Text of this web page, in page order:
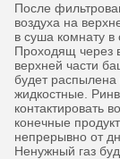
После
воздуха на
в суша комнату
Проходящ через
верхней части
будет распылена
жидкостные.
контактировать
конечные
непрерывно от
Ненужный газ